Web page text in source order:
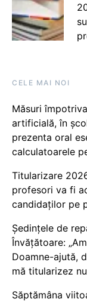
CELE MAI NOI
Măsuri
artificială, în
prezenta oral
calculatoarele
Titularizare
profesori va fi
candidaților pe
Ședințele de
Învățătoare:
Doamne-ajută,
mă titularizez
Săptămâna